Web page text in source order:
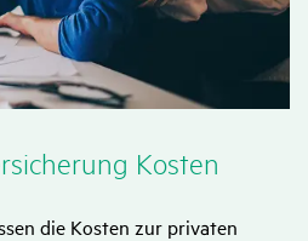
Kosten
die Kosten zur privaten